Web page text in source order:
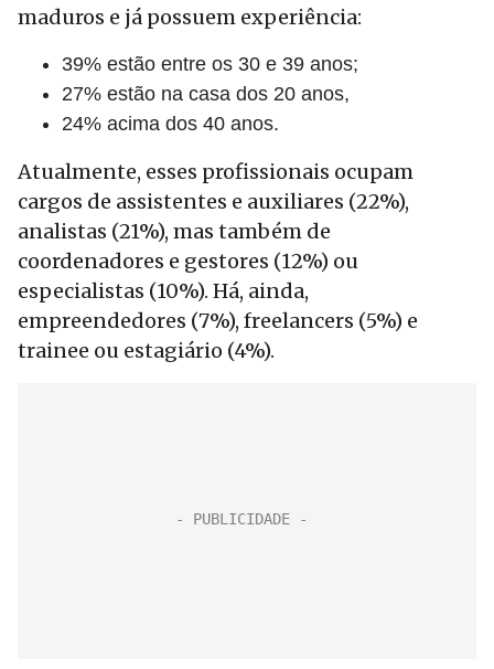
maduros e já possuem experiência:
39% estão entre os 30 e 39 anos;
27% estão na casa dos 20 anos,
24% acima dos 40 anos.
Atualmente, esses profissionais ocupam
cargos de assistentes e auxiliares (22%),
analistas (21%), mas também de
coordenadores e gestores (12%) ou
especialistas (10%). Há, ainda,
empreendedores (7%), freelancers (5%) e
trainee ou estagiário (4%).